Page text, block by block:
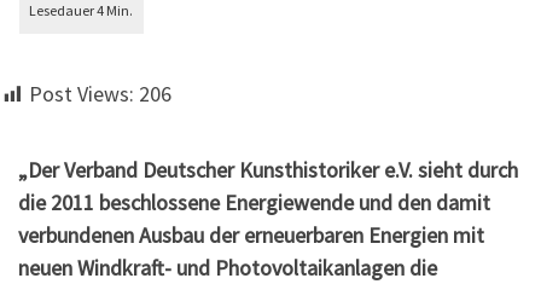
Post Views: 206
„Der Verband Deutscher Kunsthistoriker e.V. sieht durch
die 2011 be­schlos­sene Energie­­wende und den damit
verbundenen Ausbau der erneuerbaren Energien mit
neuen Windkraft- und Photovoltaik­anlagen die